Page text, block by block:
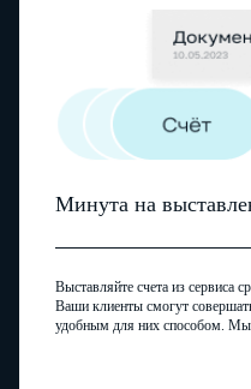
Минута на
Выставляйте счета из сервиса
Ваши клиенты смогут
удобным для них способом. Мы